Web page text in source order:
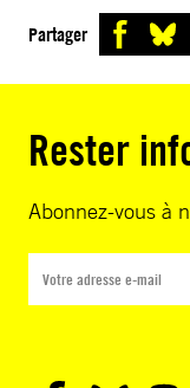
Partager
Rester
Abonnez-vous à